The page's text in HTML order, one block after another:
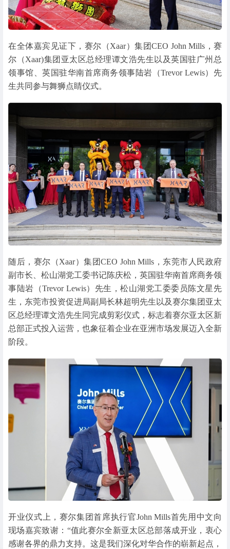
在全体嘉宾见证下，赛尔（Xaar）集团CEO John Mills，赛
尔（Xaar)集团亚太区总经理谭文浩先生以及英国驻广州总
领事馆、英国驻华南首席商务领事陆岩（Trevor Lewis）先
生共同参与舞狮点睛仪式。
随后，赛尔（Xaar）集团CEO John Mills，东莞市人民政府
副市长、松山湖党工委书记陈庆松，英国驻华南首席商务领
事陆岩（Trevor Lewis）先生，松山湖党工委委员陈文星先
生，东莞市投资促进局副局长林超明先生以及赛尔集团亚太
区总经理谭文浩先生同完成剪彩仪式，标志着赛尔亚太区新
总部正式投入运营，也象征着企业在亚洲市场发展迈入全新
阶段。
开业仪式上，赛尔集团首席执行官John Mills首先用中文向
现场嘉宾致谢：“值此赛尔全新亚太区总部落成开业，衷心
感谢各界的鼎力支持。这是我们深化对华合作的崭新起点，